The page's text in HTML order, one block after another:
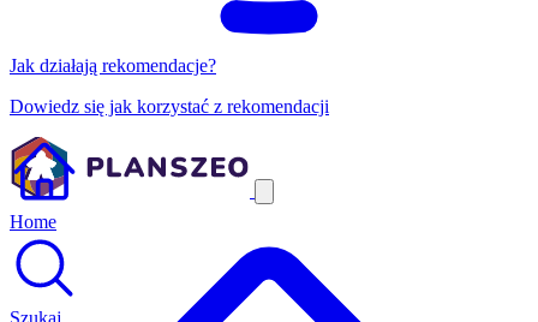
Jak działają rekomendacje?
Dowiedz się jak korzystać z rekomendacji
Home
Szukaj